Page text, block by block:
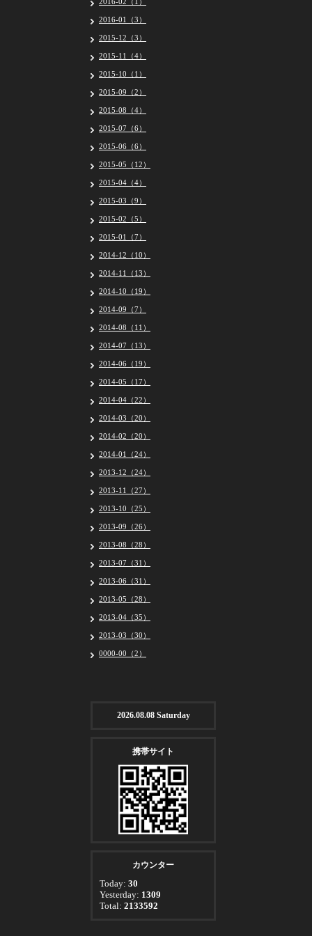
2016-01（3）
2015-12（3）
2015-11（4）
2015-10（1）
2015-09（2）
2015-08（4）
2015-07（6）
2015-06（6）
2015-05（12）
2015-04（4）
2015-03（9）
2015-02（5）
2015-01（7）
2014-12（10）
2014-11（13）
2014-10（19）
2014-09（7）
2014-08（11）
2014-07（13）
2014-06（19）
2014-05（17）
2014-04（22）
2014-03（20）
2014-02（20）
2014-01（24）
2013-12（24）
2013-11（27）
2013-10（25）
2013-09（26）
2013-08（28）
2013-07（31）
2013-06（31）
2013-05（28）
2013-04（35）
2013-03（30）
0000-00（2）
2026.08.08 Saturday
携帯サイト
カウンター
Today: 30
Yesterday: 1309
Total: 2133592